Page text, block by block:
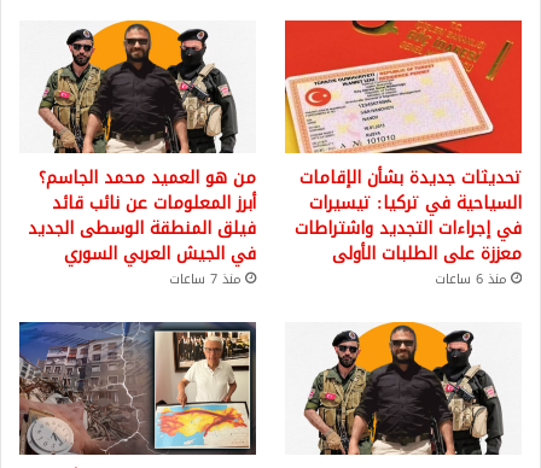
تحديثات جديدة بشأن الإقامات
السياحية في تركيا: تيسيرات
في إجراءات التجديد واشتراطات
معززة على الطلبات الأولى
منذ 6 ساعات
من هو العميد محمد الجاسم؟
أبرز المعلومات عن نائب قائد
فيلق المنطقة الوسطى الجديد
في الجيش العربي السوري
منذ 7 ساعات